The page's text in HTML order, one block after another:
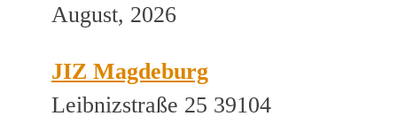
August, 2026
JIZ Magdeburg
Leibnizstraße 25 39104